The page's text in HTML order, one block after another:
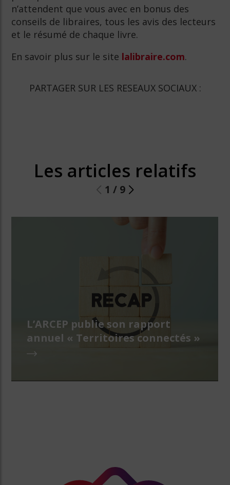
n’attendent que vous avec en bonus des
conseils de libraires, tous les avis des lecteurs
et le résumé de chaque livre.
En savoir plus sur le site lalibraire.com.
PARTAGER SUR LES RESEAUX SOCIAUX :
Les articles relatifs
1 / 9
L’ARCEP publie son rapport
annuel « Territoires connectés »